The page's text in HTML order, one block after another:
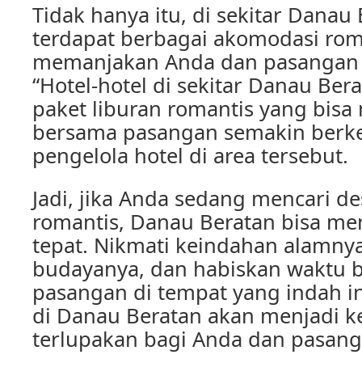
Tidak hanya itu, di sekitar Danau
terdapat berbagai akomodasi
memanjakan Anda dan
“Hotel-hotel di sekitar Danau
paket liburan romantis yang
bersama pasangan semakin
pengelola hotel di area tersebut.
Jadi, jika Anda sedang mencari
romantis, Danau Beratan bisa
tepat. Nikmati keindahan
budayanya, dan habiskan waktu
pasangan di tempat yang indah
di Danau Beratan akan menjadi
terlupakan bagi Anda dan